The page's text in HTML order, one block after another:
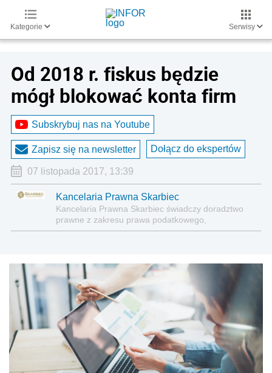
Kategorie Serwisy
Od 2018 r. fiskus będzie
mógł blokować konta firm
Subskrybuj nas na Youtube
Zapisz się na newsletter Dołącz do ekspertów
07 listopada 2017, 13:39
Kancelaria Prawna Skarbiec
Kancelaria Prawna Skarbiec świadczy doradztwo
prawne z zakresu prawa podatkowego,
gospodarczego, cywilnego i karnego.